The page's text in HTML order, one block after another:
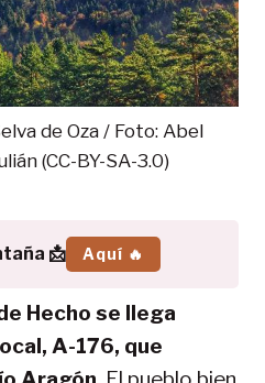
de Oza / Foto: Abel
(CC-BY-SA-3.0)
📩 Aquí 🔥
Hecho se llega
A-176, que